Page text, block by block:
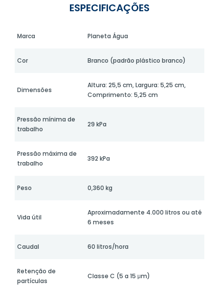
ESPECIFICAÇÕES
Marca Planeta Água
Cor Branco (padrão plástico branco)
Dimensões
Altura: 25,5 cm, Largura: 5,25 cm,
Comprimento: 5,25 cm
Pressão mínima de
trabalho
29 kPa
Pressão máxima de
trabalho
392 kPa
Peso 0,360 kg
Vida útil
Aproximadamente 4.000 litros ou até
6 meses
Caudal 60 litros/hora
Retenção de
partículas
Classe C (5 a 15 μm)